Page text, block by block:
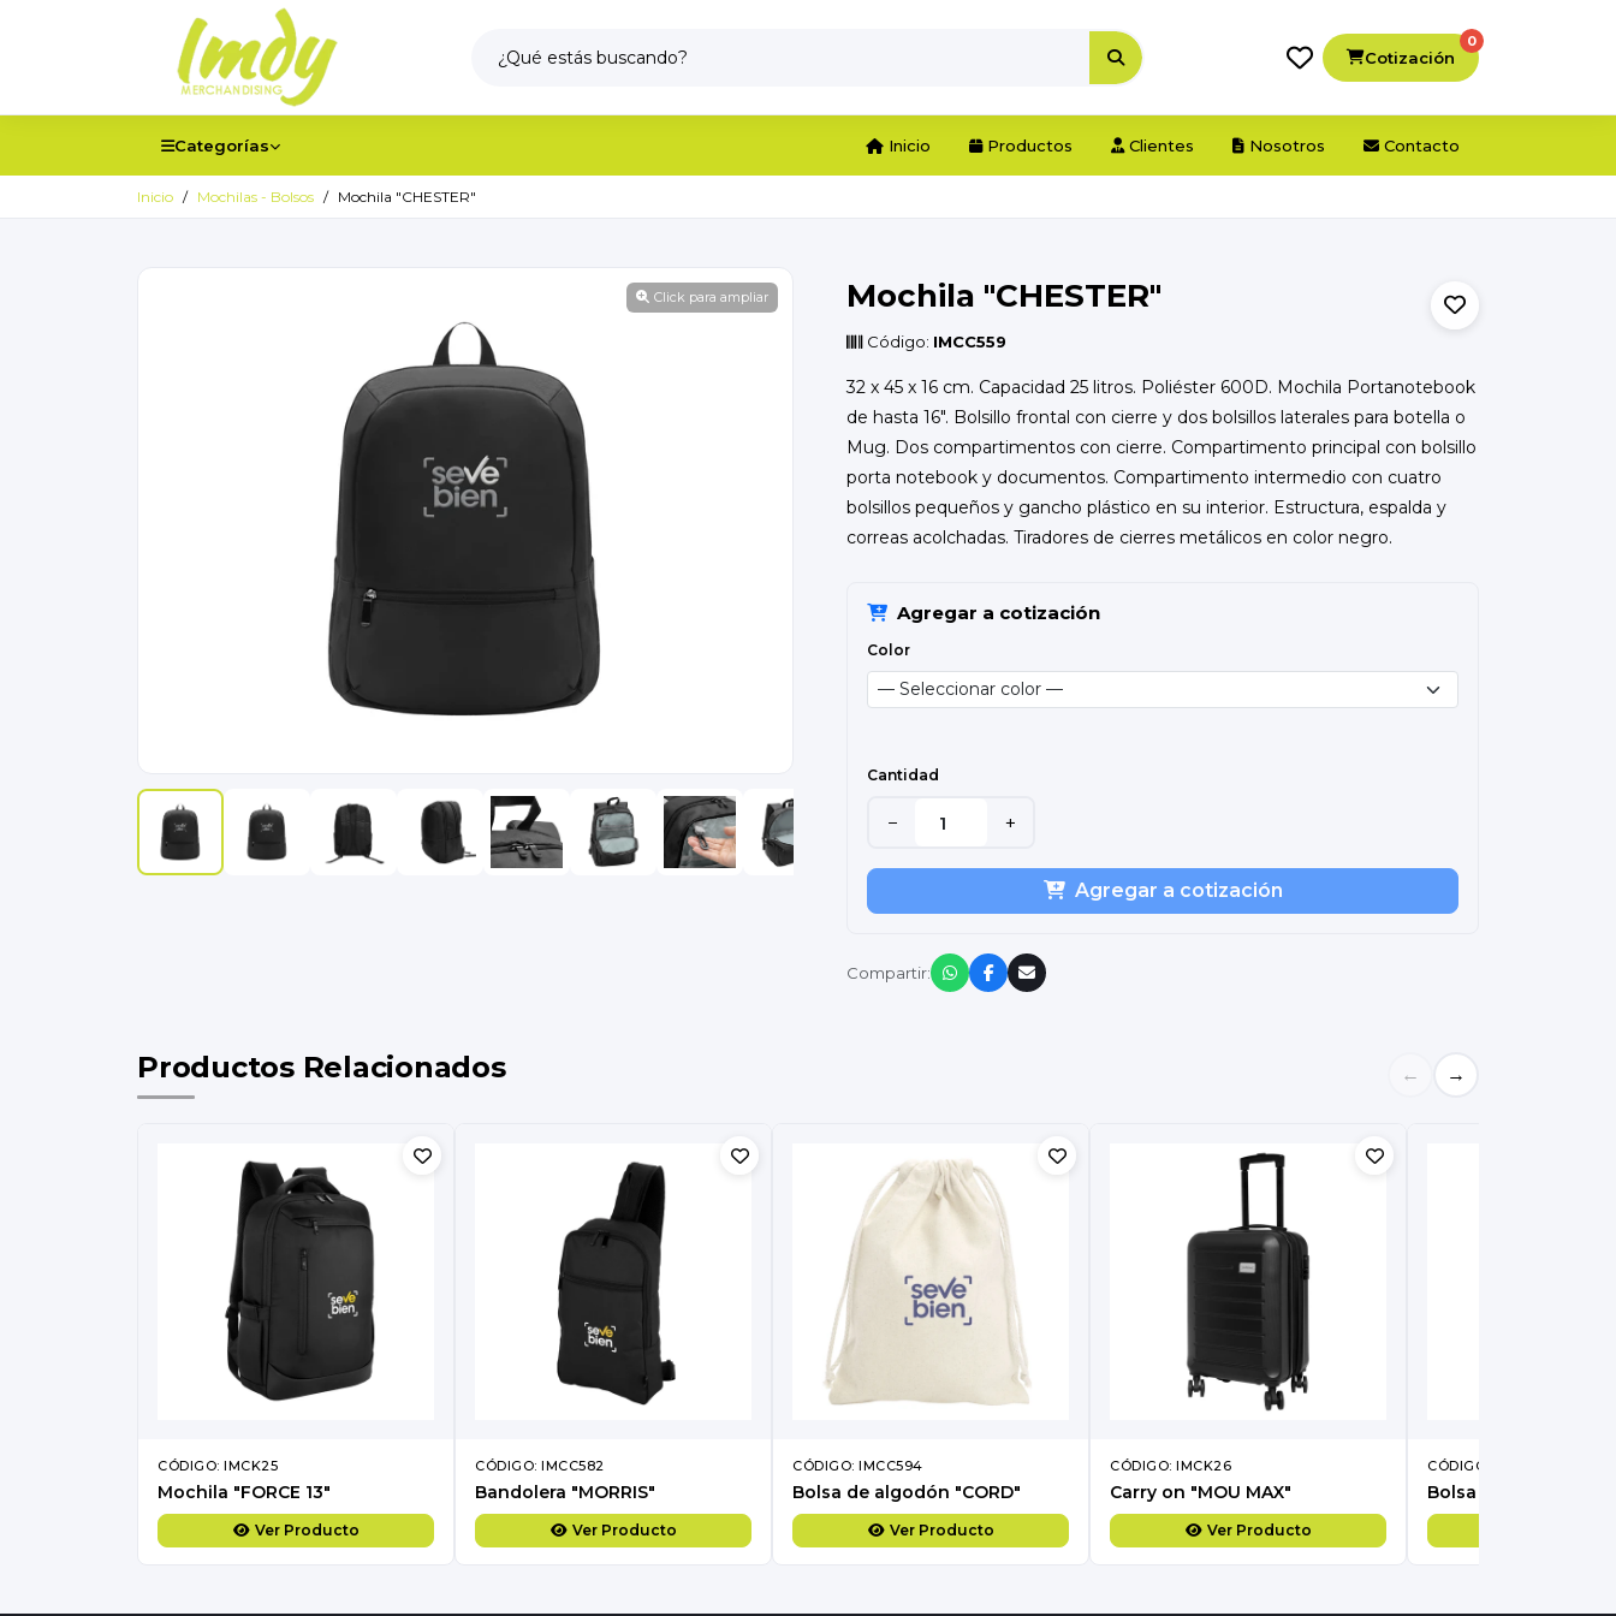
Cotización
0
Categorías Inicio Productos Clientes Nosotros Contacto
Inicio Mochilas - Bolsos Mochila "CHESTER"
Click para ampliar Mochila "CHESTER"
Código: IMCC559
32 x 45 x 16 cm. Capacidad 25 litros. Poliéster 600D. Mochila Portanotebook
de hasta 16". Bolsillo frontal con cierre y dos bolsillos laterales para botella o
Mug. Dos compartimentos con cierre. Compartimento principal con bolsillo
porta notebook y documentos. Compartimento intermedio con cuatro
bolsillos pequeños y gancho plástico en su interior. Estructura, espalda y
correas acolchadas. Tiradores de cierres metálicos en color negro.
Agregar a cotización
Color
Cantidad
− +
Agregar a cotización
Compartir:
Productos Relacionados ← →
CÓDIGO: IMCK25
Mochila "FORCE 13"
Ver Producto
CÓDIGO: IMCC582
Bandolera "MORRIS"
Ver Producto
CÓDIGO: IMCC594
Bolsa de algodón "CORD"
Ver Producto
CÓDIGO: IMCK26
Carry on "MOU MAX"
Ver Producto
CÓDIGO: IMCC592
Bolsa de algodón y